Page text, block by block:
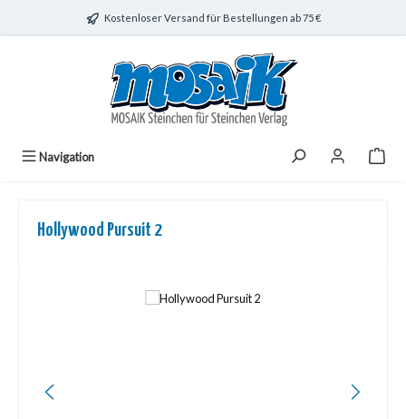
Zum Hauptinhalt springenKostenloser Versand für Bestellungen ab 75 €
Navigation
Hollywood Pursuit 2
Bildergalerie überspringen